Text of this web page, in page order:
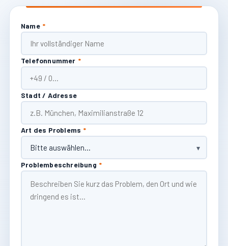
Name *
Telefonnummer *
Stadt / Adresse
Art des Problems *
Problembeschreibung *